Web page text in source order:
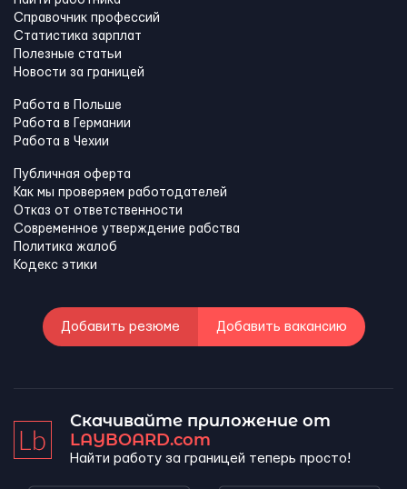
Справочник профессий
Статистика зарплат
Полезные статьи
Новости за границей
Работа в Польше
Работа в Германии
Работа в Чехии
Публичная оферта
Как мы проверяем работодателей
Отказ от ответственности
Современное утверждение рабства
Политика жалоб
Кодекс этики
Добавить резюме Добавить вакансию
Скачивайте приложение от
LAYBOARD.com
Найти работу за границей теперь просто!